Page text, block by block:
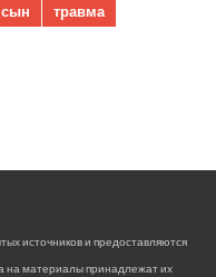
сын
травма
источников и предоставляются
на материалы принадлежат их